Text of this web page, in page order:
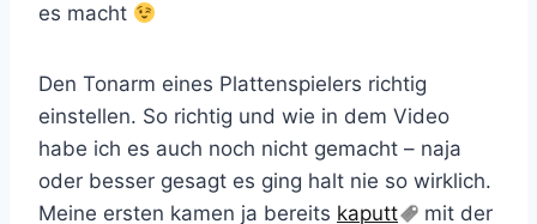
es macht
Den Tonarm eines Plattenspielers richtig
einstellen. So richtig und wie in dem Video
habe ich es auch noch nicht gemacht – naja
oder besser gesagt es ging halt nie so wirklich.
Meine ersten kamen ja bereits kaputt
mit der